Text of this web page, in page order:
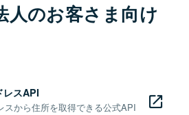
人のお客さま向け
レスAPI
スから住所を取得できる公式API